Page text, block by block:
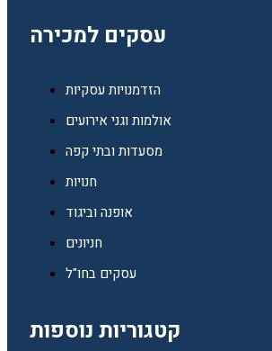
עסקים למכירה
הזדמנויות עסקיות
אולמות וגני אירועים
מסעדות ובתי קפה
חנויות
אופנה וביגוד
חניונים
עסקים בחו"ל
קטגוריות נוספות